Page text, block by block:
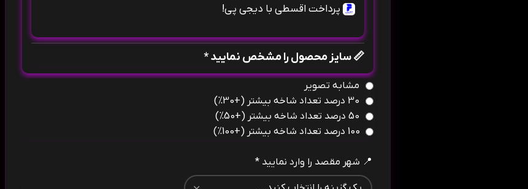
پرداخت اقسطی با دیجی پی!
📏 سایز محصول را مشخص نمایید *
مشابه تصویر
(+30%)
(+50%)
100 درصد تعداد شاخه بیشتر
(+100%)
📍 شهر مقصد را وارد نمایید *